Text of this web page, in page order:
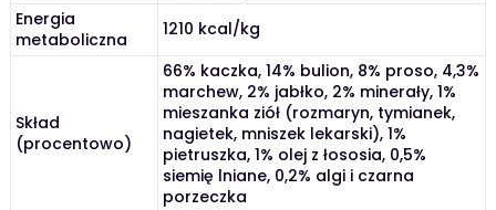
Energia
metaboliczna
1210 kcal/kg
Skład
(procentowo)
66% kaczka, 14% bulion, 8% proso, 4,3%
marchew, 2% jabłko, 2% minerały, 1%
mieszanka ziół (rozmaryn, tymianek,
nagietek, mniszek lekarski), 1%
pietruszka, 1% olej z łososia, 0,5%
siemię lniane, 0,2% algi i czarna
porzeczka